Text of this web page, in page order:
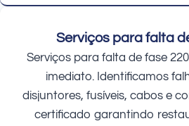
Serviços para falta
Serviços para falta de fase
imediato. Identificamos
disjuntores, fusíveis, cabos e
certificado garantindo